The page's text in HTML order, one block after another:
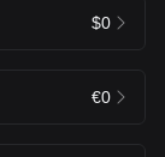
$0
€0